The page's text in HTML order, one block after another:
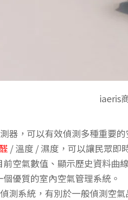
iaeris
器，可以有效偵測多種重要
/ 溫度 / 濕度，可以讓民眾即
空氣數值、顯示歷史資料曲
優質的室內空氣管理系統。
測系統，有別於一般偵測空